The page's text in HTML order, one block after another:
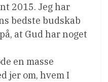
2015. Jeg har
bedste budskab
at Gud har noget
en masse
jer om, hvem I